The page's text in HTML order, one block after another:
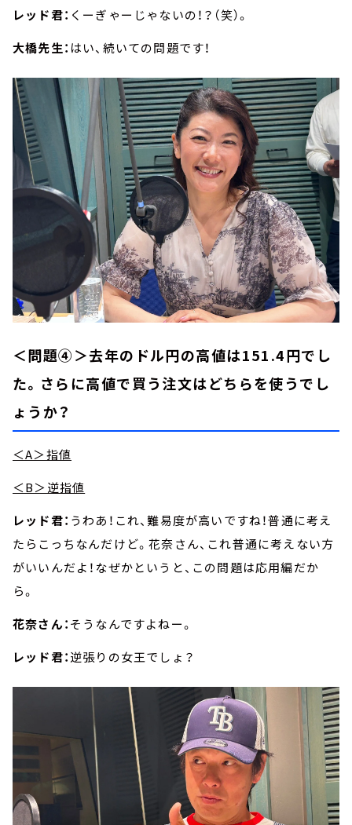
レッド君： くーぎゃーじゃないの！？（笑）。
大橋先生： はい、続いての問題です！
＜問題④＞去年のドル円の高値は151.4円でし
た。さらに高値で買う注文はどちらを使うでし
ょうか？
＜A＞指値
＜B＞逆指値
レッド君： うわあ！これ、難易度が高いですね！普通に考え
たらこっちなんだけど。花奈さん、これ普通に考えない方
がいいんだよ！なぜかというと、この問題は応用編だか
ら。
花奈さん：そうなんですよねー。
レッド君：逆張りの女王でしょ？